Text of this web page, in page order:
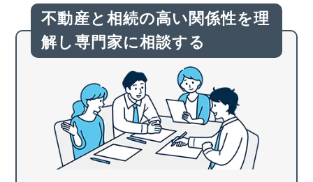
不動産と相続の高い関係性を理
解し専門家に相談する